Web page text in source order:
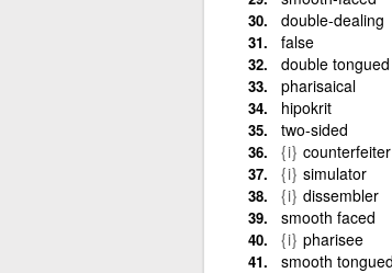
double-dealing
false
double tongued
pharisaical
hipokrit
two-sided
{i} counterfeiter
{i} simulator
{i} dissembler
smooth faced
{i} pharisee
smooth tongued